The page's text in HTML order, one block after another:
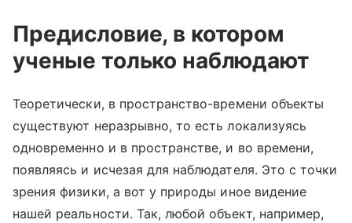
Предисловие, в котором
ученые только наблюдают
Теоретически, в пространство-времени объекты
существуют неразрывно, то есть локализуясь
одновременно и в пространстве, и во времени,
появляясь и исчезая для наблюдателя. Это с точки
зрения физики, а вот у природы иное видение
нашей реальности. Так, любой объект, например,